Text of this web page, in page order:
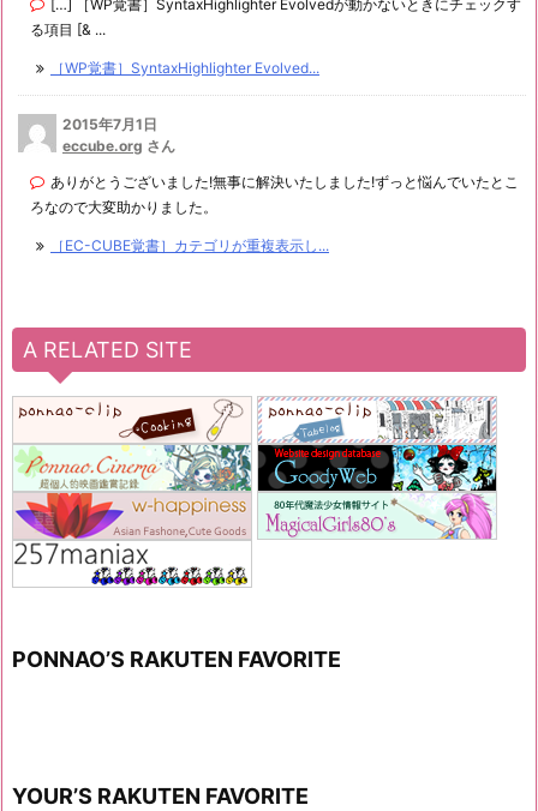
[…] ［WP覚書］SyntaxHighlighter Evolvedが動かないときにチェックす
る項目 [& ...
［WP覚書］SyntaxHighlighter Evolved...
2015年7月1日
eccube.org さん
ありがとうございました!無事に解決いたしました!ずっと悩んでいたとこ
ろなので大変助かりました。
［EC-CUBE覚書］カテゴリが重複表示し...
A RELATED SITE
PONNAO’S RAKUTEN FAVORITE
YOUR’S RAKUTEN FAVORITE